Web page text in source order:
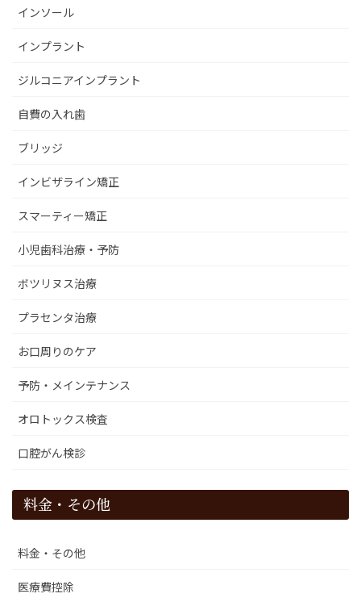
インソール
インプラント
ジルコニアインプラント
自費の入れ歯
ブリッジ
インビザライン矯正
スマーティー矯正
小児歯科治療・予防
ボツリヌス治療
プラセンタ治療
お口周りのケア
予防・メインテナンス
オロトックス検査
口腔がん検診
料金・その他
料金・その他
医療費控除